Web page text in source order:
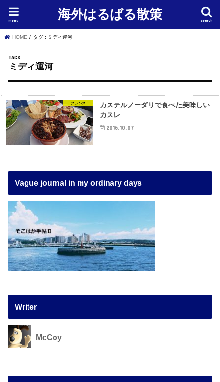
海外はるばる散策 search
menu
HOME タグ : ミディ運河
ミディ運河
フランス
カステルノーダリで食べた美味しい
カスレ
2016.10.07
Vague journal in my ordinary days
Writer
McCoy